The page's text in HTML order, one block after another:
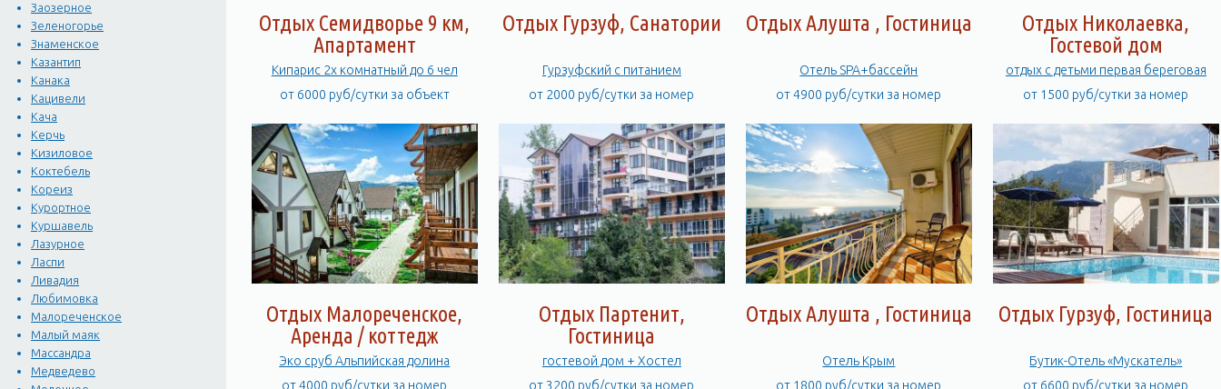
Заозерное
Зеленогорье
Знаменское
Казантип
Канака
Кацивели
Кача
Керчь
Кизиловое
Коктебель
Кореиз
Курортное
Куршавель
Лазурное
Ласпи
Ливадия
Любимовка
Малореченское
Малый маяк
Массандра
Медведево
Отдых Семидворье 9 км,
Апартамент
Кипарис 2х комнатный до 6 чел
от 6000 руб/сутки за объект
Отдых Гурзуф, Санатории
Гурзуфский с питанием
от 2000 руб/сутки за номер
Отдых Алушта , Гостиница
Отель SPA+бассейн
от 4900 руб/сутки за номер
Отдых Николаевка,
Гостевой дом
отдых с детьми первая береговая
от 1500 руб/сутки за номер
Отдых Малореченское,
Аренда / коттедж
Эко сруб Альпийская долина
от 4000 руб/сутки за номер
Отдых Партенит,
Гостиница
гостевой дом + Хостел
от 3200 руб/сутки за номер
Отдых Алушта , Гостиница
Отель Крым
от 1800 руб/сутки за номер
Отдых Гурзуф, Гостиница
Бутик-Отель «Мускатель»
от 6600 руб/сутки за номер